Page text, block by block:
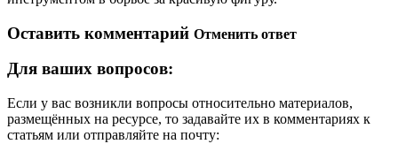
Оставить комментарий Отменить ответ
Для ваших вопросов:
Если у вас возникли вопросы относительно материалов,
размещённых на ресурсе, то задавайте их в комментариях к
статьям или отправляйте на почту: